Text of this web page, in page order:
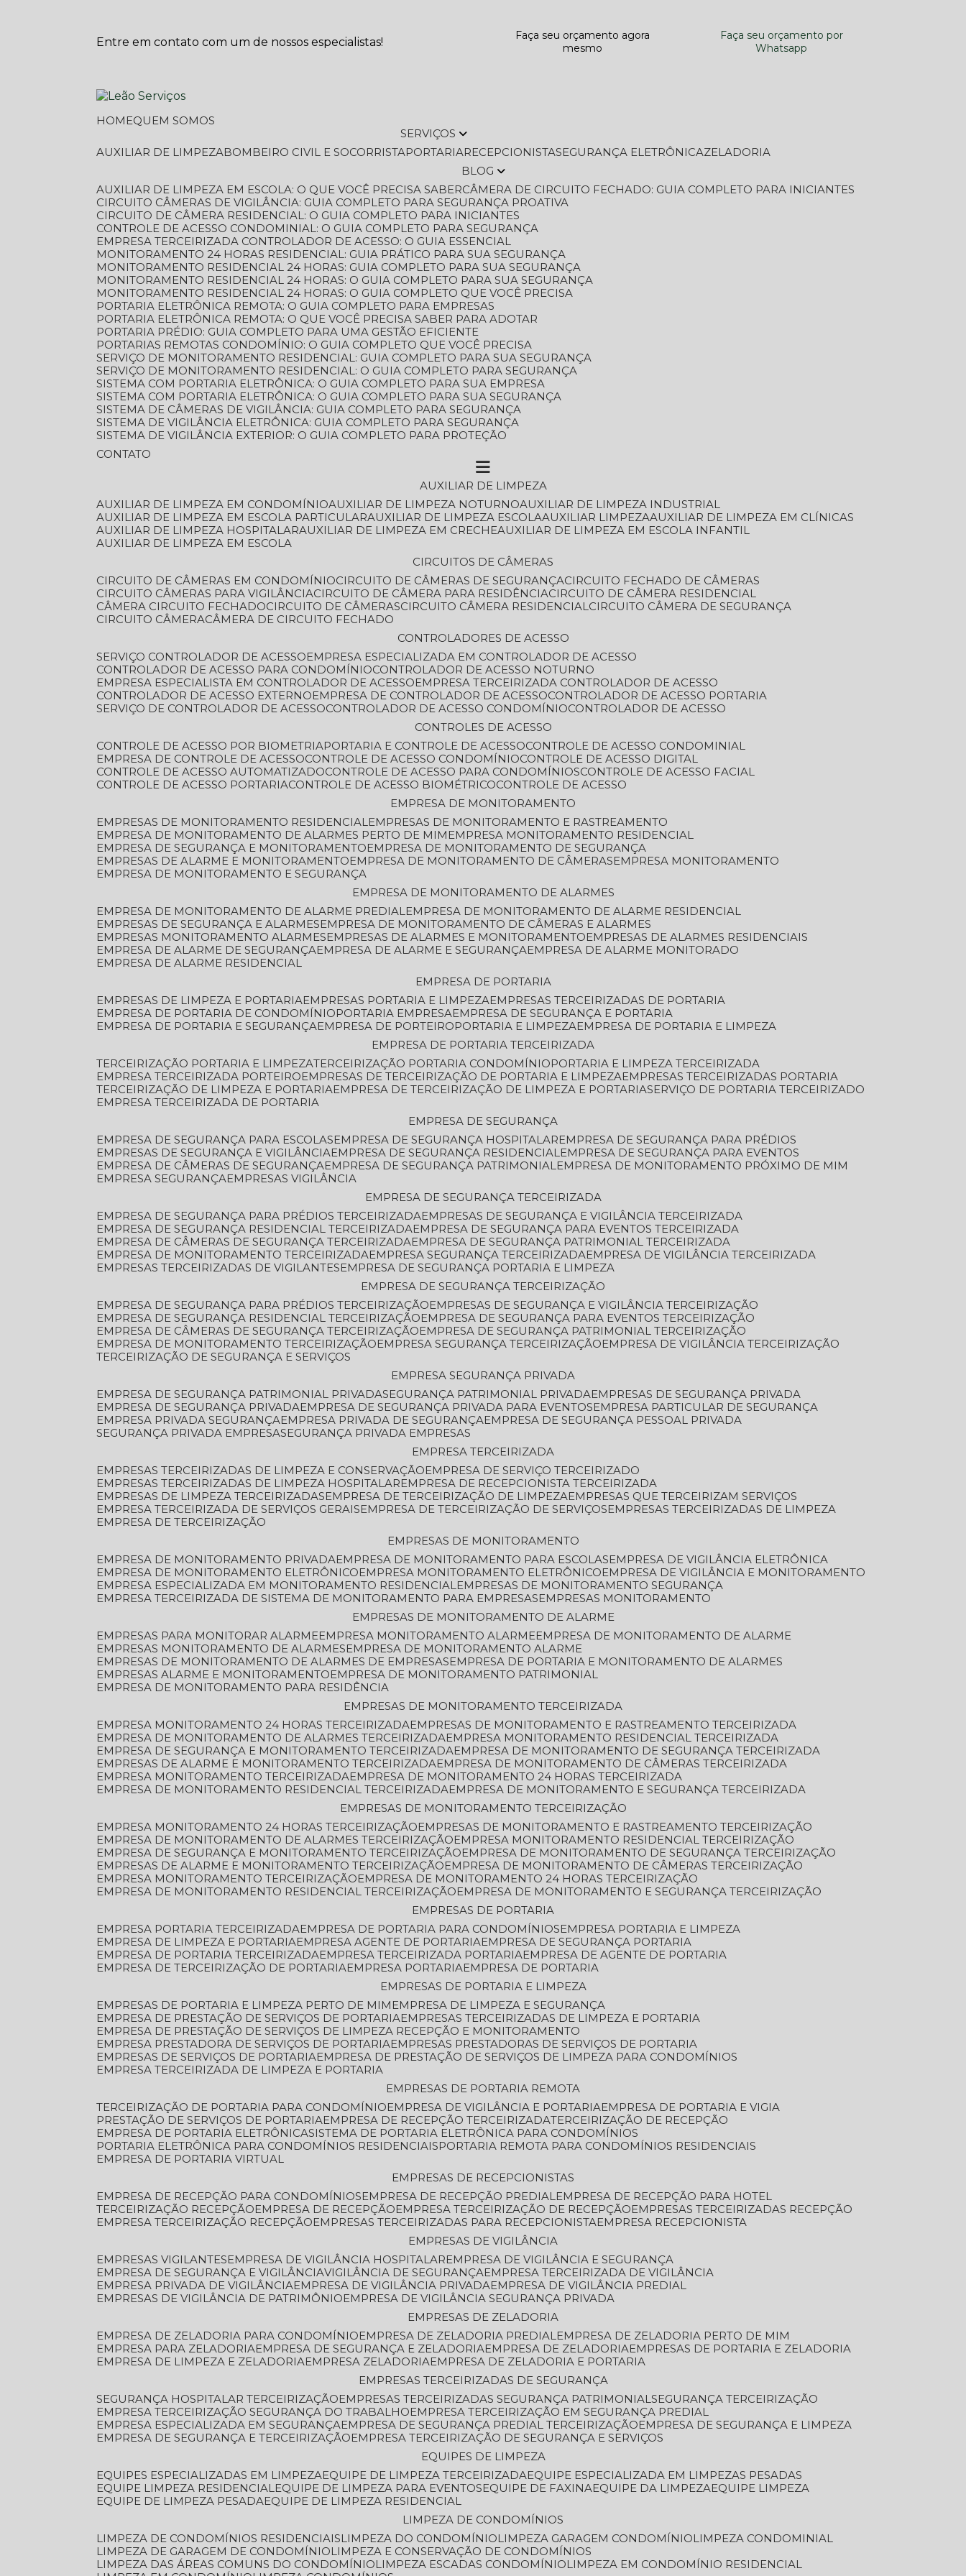
Entre em contato com um de nossos especialistas!
Faça seu orçamento agora
mesmo
Faça seu orçamento por
Whatsapp
HOME
QUEM SOMOS
SERVIÇOS
AUXILIAR DE LIMPEZA
BOMBEIRO CIVIL E SOCORRISTA PORTARIA RECEPCIONISTA SEGURANÇA ELETRÔNICA
ZELADORIA
BLOG
AUXILIAR DE LIMPEZA EM ESCOLA: O QUE VOCÊ PRECISA SABER
CÂMERA DE CIRCUITO FECHADO: GUIA COMPLETO PARA INICIANTES
CIRCUITO CÂMERAS DE VIGILÂNCIA: GUIA COMPLETO PARA SEGURANÇA PROATIVA
CIRCUITO DE CÂMERA RESIDENCIAL: O GUIA COMPLETO PARA INICIANTES
CONTROLE DE ACESSO CONDOMINIAL: O GUIA COMPLETO PARA SEGURANÇA
EMPRESA TERCEIRIZADA CONTROLADOR DE ACESSO: O GUIA ESSENCIAL
MONITORAMENTO 24 HORAS RESIDENCIAL: GUIA PRÁTICO PARA SUA SEGURANÇA
MONITORAMENTO RESIDENCIAL 24 HORAS: GUIA COMPLETO PARA SUA SEGURANÇA
MONITORAMENTO RESIDENCIAL 24 HORAS: O GUIA COMPLETO PARA SUA SEGURANÇA
MONITORAMENTO RESIDENCIAL 24 HORAS: O GUIA COMPLETO QUE VOCÊ PRECISA
PORTARIA ELETRÔNICA REMOTA: O GUIA COMPLETO PARA EMPRESAS
PORTARIA ELETRÔNICA REMOTA: O QUE VOCÊ PRECISA SABER PARA ADOTAR
PORTARIA PRÉDIO: GUIA COMPLETO PARA UMA GESTÃO EFICIENTE
PORTARIAS REMOTAS CONDOMÍNIO: O GUIA COMPLETO QUE VOCÊ PRECISA
SERVIÇO DE MONITORAMENTO RESIDENCIAL: GUIA COMPLETO PARA SUA SEGURANÇA
SERVIÇO DE MONITORAMENTO RESIDENCIAL: O GUIA COMPLETO PARA SEGURANÇA
SISTEMA COM PORTARIA ELETRÔNICA: O GUIA COMPLETO PARA SUA EMPRESA
SISTEMA COM PORTARIA ELETRÔNICA: O GUIA COMPLETO PARA SUA SEGURANÇA
SISTEMA DE CÂMERAS DE VIGILÂNCIA: GUIA COMPLETO PARA SEGURANÇA
SISTEMA DE VIGILÂNCIA ELETRÔNICA: GUIA COMPLETO PARA SEGURANÇA
SISTEMA DE VIGILÂNCIA EXTERIOR: O GUIA COMPLETO PARA PROTEÇÃO
CONTATO
AUXILIAR DE LIMPEZA
AUXILIAR DE LIMPEZA EM CONDOMÍNIO
AUXILIAR DE LIMPEZA NOTURNO
AUXILIAR DE LIMPEZA INDUSTRIAL
AUXILIAR DE LIMPEZA EM ESCOLA PARTICULAR
AUXILIAR DE LIMPEZA ESCOLA AUXILIAR LIMPEZA
AUXILIAR DE LIMPEZA EM CLÍNICAS
AUXILIAR DE LIMPEZA HOSPITALAR
AUXILIAR DE LIMPEZA EM CRECHE
AUXILIAR DE LIMPEZA EM ESCOLA INFANTIL
AUXILIAR DE LIMPEZA EM ESCOLA
CIRCUITOS DE CÂMERAS
CIRCUITO DE CÂMERAS EM CONDOMÍNIO
CIRCUITO DE CÂMERAS DE SEGURANÇA
CIRCUITO FECHADO DE CÂMERAS
CIRCUITO CÂMERAS PARA VIGILÂNCIA
CIRCUITO DE CÂMERA PARA RESIDÊNCIA
CIRCUITO DE CÂMERA RESIDENCIAL
CÂMERA CIRCUITO FECHADO
CIRCUITO DE CÂMERAS CIRCUITO CÂMERA RESIDENCIAL
CIRCUITO CÂMERA DE SEGURANÇA
CIRCUITO CÂMERA
CÂMERA DE CIRCUITO FECHADO
CONTROLADORES DE ACESSO
SERVIÇO CONTROLADOR DE ACESSO
EMPRESA ESPECIALIZADA EM CONTROLADOR DE ACESSO
CONTROLADOR DE ACESSO PARA CONDOMÍNIO
CONTROLADOR DE ACESSO NOTURNO
EMPRESA ESPECIALISTA EM CONTROLADOR DE ACESSO
EMPRESA TERCEIRIZADA CONTROLADOR DE ACESSO
CONTROLADOR DE ACESSO EXTERNO
EMPRESA DE CONTROLADOR DE ACESSO
CONTROLADOR DE ACESSO PORTARIA
SERVIÇO DE CONTROLADOR DE ACESSO
CONTROLADOR DE ACESSO CONDOMÍNIO
CONTROLADOR DE ACESSO
CONTROLES DE ACESSO
CONTROLE DE ACESSO POR BIOMETRIA
PORTARIA E CONTROLE DE ACESSO
CONTROLE DE ACESSO CONDOMINIAL
EMPRESA DE CONTROLE DE ACESSO
CONTROLE DE ACESSO CONDOMÍNIO
CONTROLE DE ACESSO DIGITAL
CONTROLE DE ACESSO AUTOMATIZADO
CONTROLE DE ACESSO PARA CONDOMÍNIOS
CONTROLE DE ACESSO FACIAL
CONTROLE DE ACESSO PORTARIA CONTROLE DE ACESSO BIOMÉTRICO
CONTROLE DE ACESSO
EMPRESA DE MONITORAMENTO
EMPRESAS DE MONITORAMENTO RESIDENCIAL
EMPRESAS DE MONITORAMENTO E RASTREAMENTO
EMPRESA DE MONITORAMENTO DE ALARMES PERTO DE MIM
EMPRESA MONITORAMENTO RESIDENCIAL
EMPRESA DE SEGURANÇA E MONITORAMENTO
EMPRESA DE MONITORAMENTO DE SEGURANÇA
EMPRESAS DE ALARME E MONITORAMENTO
EMPRESA DE MONITORAMENTO DE CÂMERAS
EMPRESA MONITORAMENTO
EMPRESA DE MONITORAMENTO E SEGURANÇA
EMPRESA DE MONITORAMENTO DE ALARMES
EMPRESA DE MONITORAMENTO DE ALARME PREDIAL
EMPRESA DE MONITORAMENTO DE ALARME RESIDENCIAL
EMPRESAS DE SEGURANÇA E ALARMES
EMPRESA DE MONITORAMENTO DE CÂMERAS E ALARMES
EMPRESAS MONITORAMENTO ALARMES
EMPRESAS DE ALARMES E MONITORAMENTO
EMPRESAS DE ALARMES RESIDENCIAIS
EMPRESA DE ALARME DE SEGURANÇA
EMPRESA DE ALARME E SEGURANÇA
EMPRESA DE ALARME MONITORADO
EMPRESA DE ALARME RESIDENCIAL
EMPRESA DE PORTARIA
EMPRESAS DE LIMPEZA E PORTARIA
EMPRESAS PORTARIA E LIMPEZA
EMPRESAS TERCEIRIZADAS DE PORTARIA
EMPRESA DE PORTARIA DE CONDOMÍNIO
PORTARIA EMPRESA
EMPRESA DE SEGURANÇA E PORTARIA
EMPRESA DE PORTARIA E SEGURANÇA
EMPRESA DE PORTEIRO PORTARIA E LIMPEZA
EMPRESA DE PORTARIA E LIMPEZA
EMPRESA DE PORTARIA TERCEIRIZADA
TERCEIRIZAÇÃO PORTARIA E LIMPEZA TERCEIRIZAÇÃO PORTARIA CONDOMÍNIO
PORTARIA E LIMPEZA TERCEIRIZADA
EMPRESA TERCEIRIZADA PORTEIRO
EMPRESAS DE TERCEIRIZAÇÃO DE PORTARIA E LIMPEZA
EMPRESAS TERCEIRIZADAS PORTARIA
TERCEIRIZAÇÃO DE LIMPEZA E PORTARIA
EMPRESA DE TERCEIRIZAÇÃO DE LIMPEZA E PORTARIA SERVIÇO DE PORTARIA TERCEIRIZADO
EMPRESA TERCEIRIZADA DE PORTARIA
EMPRESA DE SEGURANÇA
EMPRESA DE SEGURANÇA PARA ESCOLAS
EMPRESA DE SEGURANÇA HOSPITALAR
EMPRESA DE SEGURANÇA PARA PRÉDIOS
EMPRESAS DE SEGURANÇA E VIGILÂNCIA
EMPRESA DE SEGURANÇA RESIDENCIAL
EMPRESA DE SEGURANÇA PARA EVENTOS
EMPRESA DE CÂMERAS DE SEGURANÇA
EMPRESA DE SEGURANÇA PATRIMONIAL
EMPRESA DE MONITORAMENTO PRÓXIMO DE MIM
EMPRESA SEGURANÇA
EMPRESAS VIGILÂNCIA
EMPRESA DE SEGURANÇA TERCEIRIZADA
EMPRESA DE SEGURANÇA PARA PRÉDIOS TERCEIRIZADA
EMPRESAS DE SEGURANÇA E VIGILÂNCIA TERCEIRIZADA
EMPRESA DE SEGURANÇA RESIDENCIAL TERCEIRIZADA
EMPRESA DE SEGURANÇA PARA EVENTOS TERCEIRIZADA
EMPRESA DE CÂMERAS DE SEGURANÇA TERCEIRIZADA
EMPRESA DE SEGURANÇA PATRIMONIAL TERCEIRIZADA
EMPRESA DE MONITORAMENTO TERCEIRIZADA
EMPRESA SEGURANÇA TERCEIRIZADA
EMPRESA DE VIGILÂNCIA TERCEIRIZADA
EMPRESAS TERCEIRIZADAS DE VIGILANTES
EMPRESA DE SEGURANÇA PORTARIA E LIMPEZA
EMPRESA DE SEGURANÇA TERCEIRIZAÇÃO
EMPRESA DE SEGURANÇA PARA PRÉDIOS TERCEIRIZAÇÃO
EMPRESAS DE SEGURANÇA E VIGILÂNCIA TERCEIRIZAÇÃO
EMPRESA DE SEGURANÇA RESIDENCIAL TERCEIRIZAÇÃO
EMPRESA DE SEGURANÇA PARA EVENTOS TERCEIRIZAÇÃO
EMPRESA DE CÂMERAS DE SEGURANÇA TERCEIRIZAÇÃO
EMPRESA DE SEGURANÇA PATRIMONIAL TERCEIRIZAÇÃO
EMPRESA DE MONITORAMENTO TERCEIRIZAÇÃO
EMPRESA SEGURANÇA TERCEIRIZAÇÃO
EMPRESA DE VIGILÂNCIA TERCEIRIZAÇÃO
TERCEIRIZAÇÃO DE SEGURANÇA E SERVIÇOS
EMPRESA SEGURANÇA PRIVADA
EMPRESA DE SEGURANÇA PATRIMONIAL PRIVADA SEGURANÇA PATRIMONIAL PRIVADA
EMPRESAS DE SEGURANÇA PRIVADA
EMPRESA DE SEGURANÇA PRIVADA
EMPRESA DE SEGURANÇA PRIVADA PARA EVENTOS
EMPRESA PARTICULAR DE SEGURANÇA
EMPRESA PRIVADA SEGURANÇA
EMPRESA PRIVADA DE SEGURANÇA
EMPRESA DE SEGURANÇA PESSOAL PRIVADA
SEGURANÇA PRIVADA EMPRESA SEGURANÇA PRIVADA EMPRESAS
EMPRESA TERCEIRIZADA
EMPRESAS TERCEIRIZADAS DE LIMPEZA E CONSERVAÇÃO
EMPRESA DE SERVIÇO TERCEIRIZADO
EMPRESAS TERCEIRIZADAS DE LIMPEZA HOSPITALAR
EMPRESA DE RECEPCIONISTA TERCEIRIZADA
EMPRESAS DE LIMPEZA TERCEIRIZADAS
EMPRESA DE TERCEIRIZAÇÃO DE LIMPEZA
EMPRESAS QUE TERCEIRIZAM SERVIÇOS
EMPRESA TERCEIRIZADA DE SERVIÇOS GERAIS
EMPRESA DE TERCEIRIZAÇÃO DE SERVIÇOS
EMPRESAS TERCEIRIZADAS DE LIMPEZA
EMPRESA DE TERCEIRIZAÇÃO
EMPRESAS DE MONITORAMENTO
EMPRESA DE MONITORAMENTO PRIVADA
EMPRESA DE MONITORAMENTO PARA ESCOLAS
EMPRESA DE VIGILÂNCIA ELETRÔNICA
EMPRESA DE MONITORAMENTO ELETRÔNICO
EMPRESA MONITORAMENTO ELETRÔNICO
EMPRESA DE VIGILÂNCIA E MONITORAMENTO
EMPRESA ESPECIALIZADA EM MONITORAMENTO RESIDENCIAL
EMPRESAS DE MONITORAMENTO SEGURANÇA
EMPRESA TERCEIRIZADA DE SISTEMA DE MONITORAMENTO PARA EMPRESAS
EMPRESAS MONITORAMENTO
EMPRESAS DE MONITORAMENTO DE ALARME
EMPRESAS PARA MONITORAR ALARME
EMPRESA MONITORAMENTO ALARME
EMPRESA DE MONITORAMENTO DE ALARME
EMPRESAS MONITORAMENTO DE ALARMES
EMPRESA DE MONITORAMENTO ALARME
EMPRESAS DE MONITORAMENTO DE ALARMES DE EMPRESAS
EMPRESA DE PORTARIA E MONITORAMENTO DE ALARMES
EMPRESAS ALARME E MONITORAMENTO
EMPRESA DE MONITORAMENTO PATRIMONIAL
EMPRESA DE MONITORAMENTO PARA RESIDÊNCIA
EMPRESAS DE MONITORAMENTO TERCEIRIZADA
EMPRESA MONITORAMENTO 24 HORAS TERCEIRIZADA
EMPRESAS DE MONITORAMENTO E RASTREAMENTO TERCEIRIZADA
EMPRESA DE MONITORAMENTO DE ALARMES TERCEIRIZADA
EMPRESA MONITORAMENTO RESIDENCIAL TERCEIRIZADA
EMPRESA DE SEGURANÇA E MONITORAMENTO TERCEIRIZADA
EMPRESA DE MONITORAMENTO DE SEGURANÇA TERCEIRIZADA
EMPRESAS DE ALARME E MONITORAMENTO TERCEIRIZADA
EMPRESA DE MONITORAMENTO DE CÂMERAS TERCEIRIZADA
EMPRESA MONITORAMENTO TERCEIRIZADA
EMPRESA DE MONITORAMENTO 24 HORAS TERCEIRIZADA
EMPRESA DE MONITORAMENTO RESIDENCIAL TERCEIRIZADA
EMPRESA DE MONITORAMENTO E SEGURANÇA TERCEIRIZADA
EMPRESAS DE MONITORAMENTO TERCEIRIZAÇÃO
EMPRESA MONITORAMENTO 24 HORAS TERCEIRIZAÇÃO
EMPRESAS DE MONITORAMENTO E RASTREAMENTO TERCEIRIZAÇÃO
EMPRESA DE MONITORAMENTO DE ALARMES TERCEIRIZAÇÃO
EMPRESA MONITORAMENTO RESIDENCIAL TERCEIRIZAÇÃO
EMPRESA DE SEGURANÇA E MONITORAMENTO TERCEIRIZAÇÃO
EMPRESA DE MONITORAMENTO DE SEGURANÇA TERCEIRIZAÇÃO
EMPRESAS DE ALARME E MONITORAMENTO TERCEIRIZAÇÃO
EMPRESA DE MONITORAMENTO DE CÂMERAS TERCEIRIZAÇÃO
EMPRESA MONITORAMENTO TERCEIRIZAÇÃO
EMPRESA DE MONITORAMENTO 24 HORAS TERCEIRIZAÇÃO
EMPRESA DE MONITORAMENTO RESIDENCIAL TERCEIRIZAÇÃO
EMPRESA DE MONITORAMENTO E SEGURANÇA TERCEIRIZAÇÃO
EMPRESAS DE PORTARIA
EMPRESA PORTARIA TERCEIRIZADA
EMPRESA DE PORTARIA PARA CONDOMÍNIOS
EMPRESA PORTARIA E LIMPEZA
EMPRESA DE LIMPEZA E PORTARIA
EMPRESA AGENTE DE PORTARIA
EMPRESA DE SEGURANÇA PORTARIA
EMPRESA DE PORTARIA TERCEIRIZADA
EMPRESA TERCEIRIZADA PORTARIA
EMPRESA DE AGENTE DE PORTARIA
EMPRESA DE TERCEIRIZAÇÃO DE PORTARIA
EMPRESA PORTARIA
EMPRESA DE PORTARIA
EMPRESAS DE PORTARIA E LIMPEZA
EMPRESAS DE PORTARIA E LIMPEZA PERTO DE MIM
EMPRESA DE LIMPEZA E SEGURANÇA
EMPRESA DE PRESTAÇÃO DE SERVIÇOS DE PORTARIA
EMPRESAS TERCEIRIZADAS DE LIMPEZA E PORTARIA
EMPRESA DE PRESTAÇÃO DE SERVIÇOS DE LIMPEZA RECEPÇÃO E MONITORAMENTO
EMPRESA PRESTADORA DE SERVIÇOS DE PORTARIA
EMPRESAS PRESTADORAS DE SERVIÇOS DE PORTARIA
EMPRESAS DE SERVIÇOS DE PORTARIA
EMPRESA DE PRESTAÇÃO DE SERVIÇOS DE LIMPEZA PARA CONDOMÍNIOS
EMPRESA TERCEIRIZADA DE LIMPEZA E PORTARIA
EMPRESAS DE PORTARIA REMOTA
TERCEIRIZAÇÃO DE PORTARIA PARA CONDOMÍNIO
EMPRESA DE VIGILÂNCIA E PORTARIA
EMPRESA DE PORTARIA E VIGIA
PRESTAÇÃO DE SERVIÇOS DE PORTARIA
EMPRESA DE RECEPÇÃO TERCEIRIZADA TERCEIRIZAÇÃO DE RECEPÇÃO
EMPRESA DE PORTARIA ELETRÔNICA SISTEMA DE PORTARIA ELETRÔNICA PARA CONDOMÍNIOS
PORTARIA ELETRÔNICA PARA CONDOMÍNIOS RESIDENCIAIS
PORTARIA REMOTA PARA CONDOMÍNIOS RESIDENCIAIS
EMPRESA DE PORTARIA VIRTUAL
EMPRESAS DE RECEPCIONISTAS
EMPRESA DE RECEPÇÃO PARA CONDOMÍNIOS
EMPRESA DE RECEPÇÃO PREDIAL
EMPRESA DE RECEPÇÃO PARA HOTEL
TERCEIRIZAÇÃO RECEPÇÃO
EMPRESA DE RECEPÇÃO EMPRESA TERCEIRIZAÇÃO DE RECEPÇÃO
EMPRESAS TERCEIRIZADAS RECEPÇÃO
EMPRESA TERCEIRIZAÇÃO RECEPÇÃO
EMPRESAS TERCEIRIZADAS PARA RECEPCIONISTA
EMPRESA RECEPCIONISTA
EMPRESAS DE VIGILÂNCIA
EMPRESAS VIGILANTES
EMPRESA DE VIGILÂNCIA HOSPITALAR
EMPRESA DE VIGILÂNCIA E SEGURANÇA
EMPRESA DE SEGURANÇA E VIGILÂNCIA VIGILÂNCIA DE SEGURANÇA
EMPRESA TERCEIRIZADA DE VIGILÂNCIA
EMPRESA PRIVADA DE VIGILÂNCIA
EMPRESA DE VIGILÂNCIA PRIVADA
EMPRESA DE VIGILÂNCIA PREDIAL
EMPRESAS DE VIGILÂNCIA DE PATRIMÔNIO
EMPRESA DE VIGILÂNCIA SEGURANÇA PRIVADA
EMPRESAS DE ZELADORIA
EMPRESA DE ZELADORIA PARA CONDOMÍNIO
EMPRESA DE ZELADORIA PREDIAL
EMPRESA DE ZELADORIA PERTO DE MIM
EMPRESA PARA ZELADORIA
EMPRESA DE SEGURANÇA E ZELADORIA EMPRESA DE ZELADORIA
EMPRESAS DE PORTARIA E ZELADORIA
EMPRESA DE LIMPEZA E ZELADORIA
EMPRESA ZELADORIA
EMPRESA DE ZELADORIA E PORTARIA
EMPRESAS TERCEIRIZADAS DE SEGURANÇA
SEGURANÇA HOSPITALAR TERCEIRIZAÇÃO
EMPRESAS TERCEIRIZADAS SEGURANÇA PATRIMONIAL SEGURANÇA TERCEIRIZAÇÃO
EMPRESA TERCEIRIZAÇÃO SEGURANÇA DO TRABALHO
EMPRESA TERCEIRIZAÇÃO EM SEGURANÇA PREDIAL
EMPRESA ESPECIALIZADA EM SEGURANÇA
EMPRESA DE SEGURANÇA PREDIAL TERCEIRIZAÇÃO
EMPRESA DE SEGURANÇA E LIMPEZA
EMPRESA DE SEGURANÇA E TERCEIRIZAÇÃO
EMPRESA TERCEIRIZAÇÃO DE SEGURANÇA E SERVIÇOS
EQUIPES DE LIMPEZA
EQUIPES ESPECIALIZADAS EM LIMPEZA EQUIPE DE LIMPEZA TERCEIRIZADA EQUIPE ESPECIALIZADA EM LIMPEZAS PESADAS
EQUIPE LIMPEZA RESIDENCIAL EQUIPE DE LIMPEZA PARA EVENTOS EQUIPE DE FAXINA EQUIPE DA LIMPEZA EQUIPE LIMPEZA
EQUIPE DE LIMPEZA PESADA EQUIPE DE LIMPEZA RESIDENCIAL
LIMPEZA DE CONDOMÍNIOS
LIMPEZA DE CONDOMÍNIOS RESIDENCIAIS
LIMPEZA DO CONDOMÍNIO LIMPEZA GARAGEM CONDOMÍNIO
LIMPEZA CONDOMINIAL
LIMPEZA DE GARAGEM DE CONDOMÍNIO
LIMPEZA E CONSERVAÇÃO DE CONDOMÍNIOS
LIMPEZA DAS ÁREAS COMUNS DO CONDOMÍNIO
LIMPEZA ESCADAS CONDOMÍNIO
LIMPEZA EM CONDOMÍNIO RESIDENCIAL